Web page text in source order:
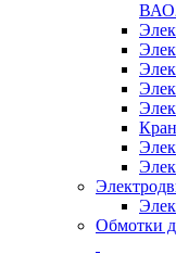
Обмотки